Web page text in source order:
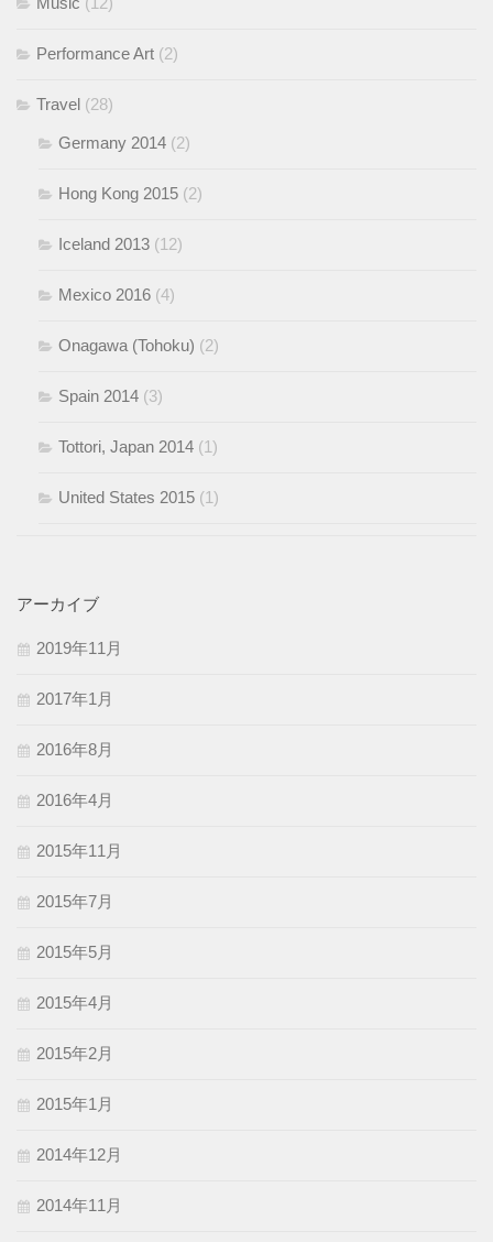
Performance Art (2)
Travel (28)
Germany 2014 (2)
Hong Kong 2015 (2)
Iceland 2013 (12)
Mexico 2016 (4)
Onagawa (Tohoku) (2)
Spain 2014 (3)
Tottori, Japan 2014 (1)
United States 2015 (1)
アーカイブ
2019年11月
2017年1月
2016年8月
2016年4月
2015年11月
2015年7月
2015年5月
2015年4月
2015年2月
2015年1月
2014年12月
2014年11月